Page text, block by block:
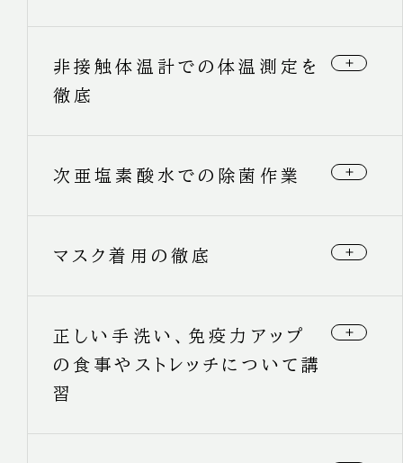
非接触体温計での体温測定を
徹底
温計での体温測定を実施しています。
次亜塩素酸水での除菌作業
います。
水を導入しました。
除菌作業は出庫時だけでなく、営業の合間にも時
間を作って行うようにしています。
マスク着用の徹底
しています。
正しい手洗い、免疫力アップ
の食事やストレッチについて講
習